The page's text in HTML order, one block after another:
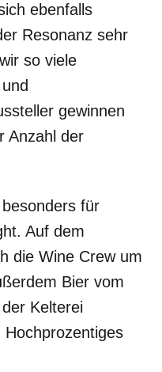
ebenfalls
Resonanz sehr
so viele
gewinnen
Anzahl der
für
Auf dem
die Wine Crew um
Bier vom
Kelterei